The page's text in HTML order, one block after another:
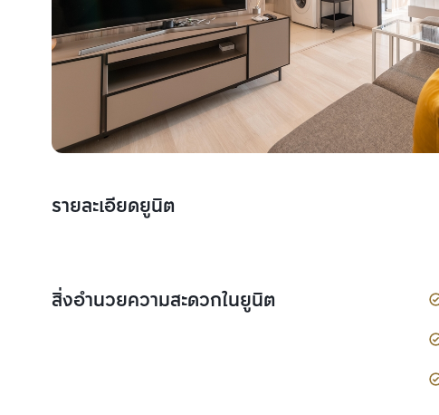
รายละเอียดยูนิต
สิ่งอำนวยความสะดวกในยูนิต